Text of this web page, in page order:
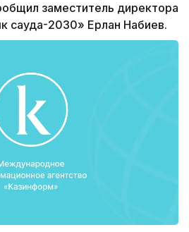
заместитель директора
2030» Ерлан Набиев.